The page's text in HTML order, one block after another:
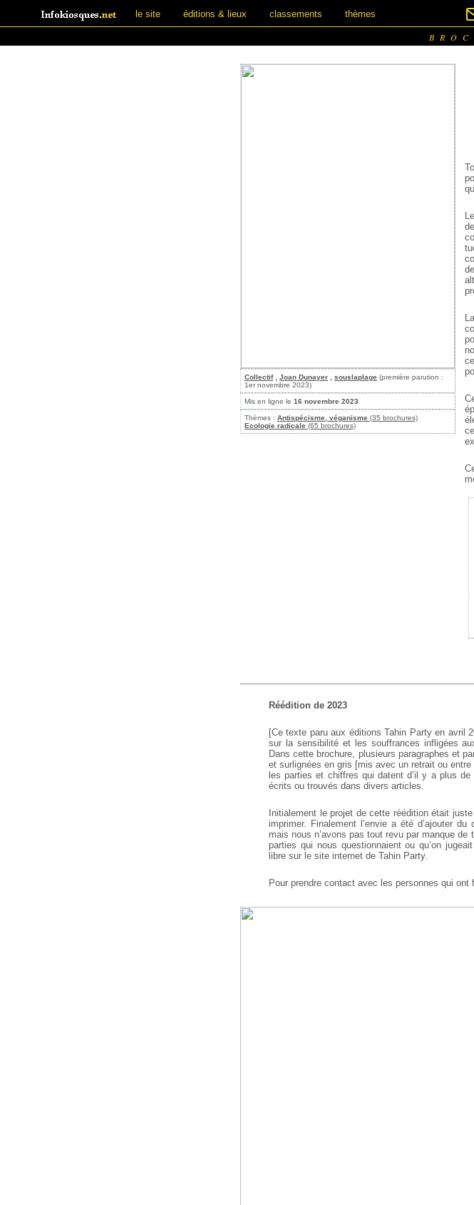
le site éditions & lieux classements thèmes
Collectif, Joan Dunayer souslaplage (première parution :
1er novembre 2023)
Mis en ligne le 16 novembre 2023
Thèmes : Antispécisme, véganisme (35 brochures)
Ecologie radicale (65 brochures)
Réédition de 2023
[Ce texte paru aux éditions Tahin Party en avril
sur la sensibilité et les souffrances infligées
Dans cette brochure, plusieurs paragraphes et
et surlignées en gris [mis avec un retrait ou
les parties et chiffres qui datent d’il y a plus
écrits ou trouvés dans divers articles.
Initialement le projet de cette réédition était
imprimer. Finalement l’envie a été d’ajouter
mais nous n’avons pas tout revu par manque
parties qui nous questionnaient ou qu’on
libre sur le site internet de Tahin Party.
Pour prendre contact avec les personnes qui